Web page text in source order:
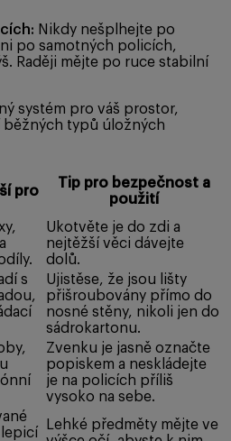
Nikdy nešplhejte po
po samotných policích,
Raději mějte po ruce stabilní
systém pro váš prostor,
běžných typů úložných
pro
Tip pro bezpečnost a
použití
Ukotvěte je do zdi a
nejtěžší věci dávejte
dolů.
s
Ujistěse, že jsou lišty
přišroubovány přímo do
nosné stěny, nikoli jen do
sádrokartonu.
Zvenku je jasně označte
popiskem a neskládejte
je na policích příliš
vysoko na sebe.
Lehké předměty mějte ve